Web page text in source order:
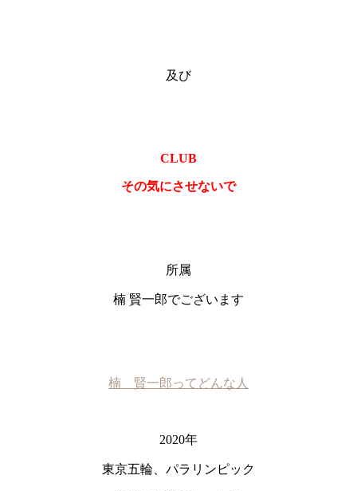
及び
CLUB
その気にさせないで
所属
楠 賢一郎でございます
楠 賢一郎ってどんな人
2020年
東京五輪、パラリンピック